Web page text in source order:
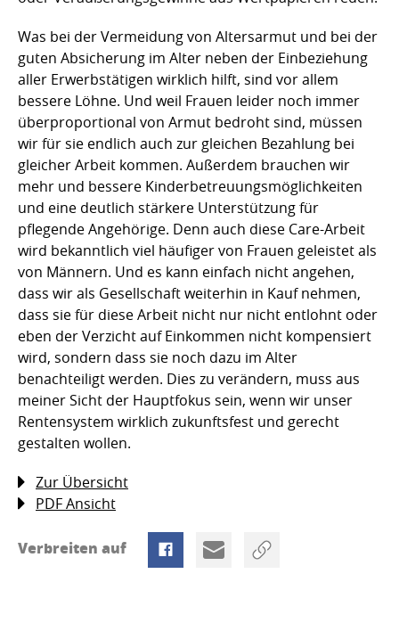
Was bei der Vermeidung von Altersarmut und bei der
guten Absicherung im Alter neben der Einbeziehung
aller Erwerbstätigen wirklich hilft, sind vor allem
bessere Löhne. Und weil Frauen leider noch immer
überproportional von Armut bedroht sind, müssen
wir für sie endlich auch zur gleichen Bezahlung bei
gleicher Arbeit kommen. Außerdem brauchen wir
mehr und bessere Kinderbetreuungsmöglichkeiten
und eine deutlich stärkere Unterstützung für
pflegende Angehörige. Denn auch diese Care-Arbeit
wird bekanntlich viel häufiger von Frauen geleistet als
von Männern. Und es kann einfach nicht angehen,
dass wir als Gesellschaft weiterhin in Kauf nehmen,
dass sie für diese Arbeit nicht nur nicht entlohnt oder
eben der Verzicht auf Einkommen nicht kompensiert
wird, sondern dass sie noch dazu im Alter
benachteiligt werden. Dies zu verändern, muss aus
meiner Sicht der Hauptfokus sein, wenn wir unser
Rentensystem wirklich zukunftsfest und gerecht
gestalten wollen.
Zur Übersicht
PDF Ansicht
Verbreiten auf